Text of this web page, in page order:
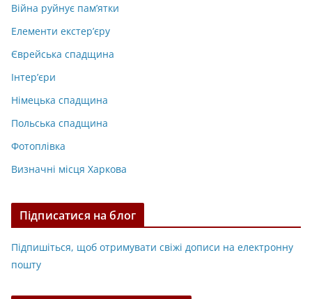
Війна руйнує пам’ятки
Елементи екстер’єру
Єврейська спадщина
Інтер’єри
Німецька спадщина
Польська спадщина
Фотоплівка
Визначні місця Харкова
Підписатися на блог
Підпишіться, щоб отримувати свіжі дописи на електронну
пошту